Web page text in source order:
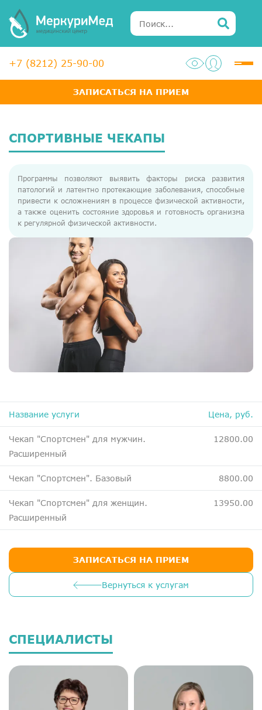
+7 (8212) 25-90-00
ЗАПИСАТЬСЯ НА ПРИЕМ
Услуги
Диагностика
ЛОР-центр
Медосмотры для справок
О компании
Контакты
Справка для налоговой
СПОРТИВНЫЕ ЧЕКАПЫ
Программы позволяют выявить факторы риска развития
патологий и латентно протекающие заболевания, способные
привести к осложнениям в процессе физической активности,
а также оценить состояние здоровья и готовность организма
к регулярной физической активности.
Название услуги Цена, руб.
Чекап "Спортсмен" для мужчин.
Расширенный
12800.00
Чекап "Спортсмен". Базовый 8800.00
Чекап "Спортсмен" для женщин.
Расширенный
13950.00
Вернуться к услугам
ЗАПИСАТЬСЯ НА ПРИЕМ
СПЕЦИАЛИСТЫ